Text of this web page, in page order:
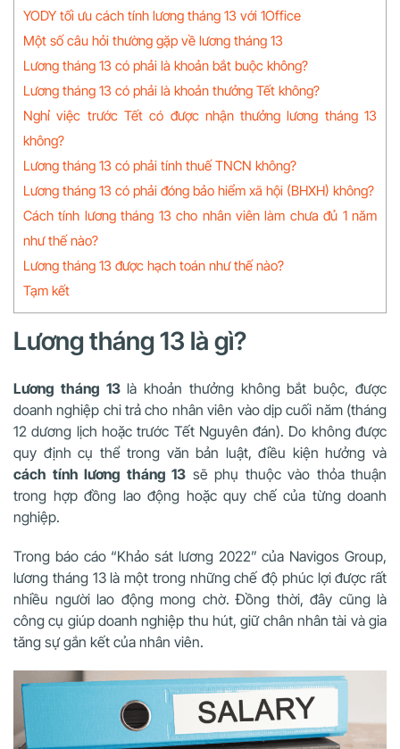
YODY tối ưu cách tính lương tháng 13 với 1Office
Một số câu hỏi thường gặp về lương tháng 13
Lương tháng 13 có phải là khoản bắt buộc không?
Lương tháng 13 có phải là khoản thưởng Tết không?
Nghỉ việc trước Tết có được nhận thưởng lương tháng 13
không?
Lương tháng 13 có phải tính thuế TNCN không?
Lương tháng 13 có phải đóng bảo hiểm xã hội (BHXH) không?
Cách tính lương tháng 13 cho nhân viên làm chưa đủ 1 năm
như thế nào?
Lương tháng 13 được hạch toán như thế nào?
Tạm kết
Lương tháng 13 là gì?
Lương tháng 13là khoản thưởng không bắt buộc, được
doanh nghiệp chi trả cho nhân viên vào dịp cuối năm (tháng
12 dương lịch hoặc trước Tết Nguyên đán). Do không được
quy định cụ thể trong văn bản luật, điều kiện hưởng và
cách tính lương tháng 13 sẽ phụ thuộc vào thỏa thuận
trong hợp đồng lao động hoặc quy chế của từng doanh
nghiệp.
Trong báo cáo “Khảo sát lương 2022” của Navigos Group,
lương tháng 13 là một trong những chế độ phúc lợi được rất
nhiều người lao động mong chờ. Đồng thời, đây cũng là
công cụ giúp doanh nghiệp thu hút, giữ chân nhân tài và gia
tăng sự gắn kết của nhân viên.